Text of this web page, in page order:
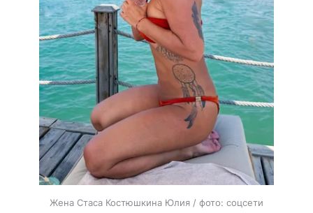
Жена Стаса Костюшкина Юлия / фото: соцсети